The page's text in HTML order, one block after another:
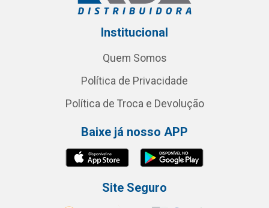
Institucional
Quem Somos
Política de Privacidade
Política de Troca e Devolução
Baixe já nosso APP
Site Seguro